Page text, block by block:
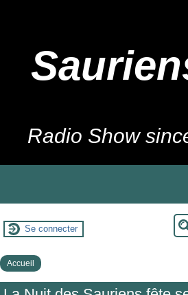
Radio Show
Se connecter
Accueil